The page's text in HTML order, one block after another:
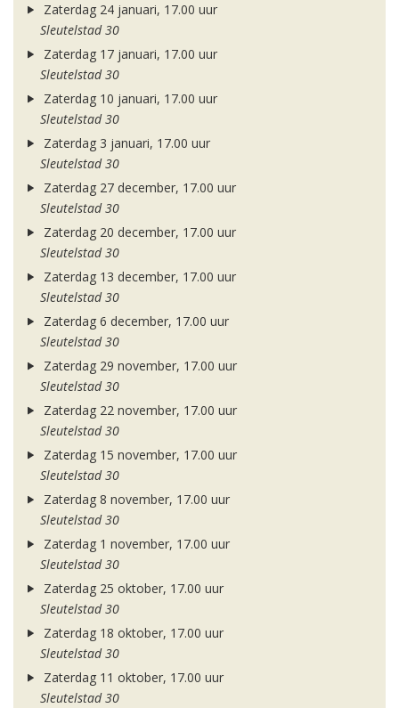
Zaterdag 24 januari, 17.00 uur
Sleutelstad 30
Zaterdag 17 januari, 17.00 uur
Sleutelstad 30
Zaterdag 10 januari, 17.00 uur
Sleutelstad 30
Zaterdag 3 januari, 17.00 uur
Sleutelstad 30
Zaterdag 27 december, 17.00 uur
Sleutelstad 30
Zaterdag 20 december, 17.00 uur
Sleutelstad 30
Zaterdag 13 december, 17.00 uur
Sleutelstad 30
Zaterdag 6 december, 17.00 uur
Sleutelstad 30
Zaterdag 29 november, 17.00 uur
Sleutelstad 30
Zaterdag 22 november, 17.00 uur
Sleutelstad 30
Zaterdag 15 november, 17.00 uur
Sleutelstad 30
Zaterdag 8 november, 17.00 uur
Sleutelstad 30
Zaterdag 1 november, 17.00 uur
Sleutelstad 30
Zaterdag 25 oktober, 17.00 uur
Sleutelstad 30
Zaterdag 18 oktober, 17.00 uur
Sleutelstad 30
Zaterdag 11 oktober, 17.00 uur
Sleutelstad 30